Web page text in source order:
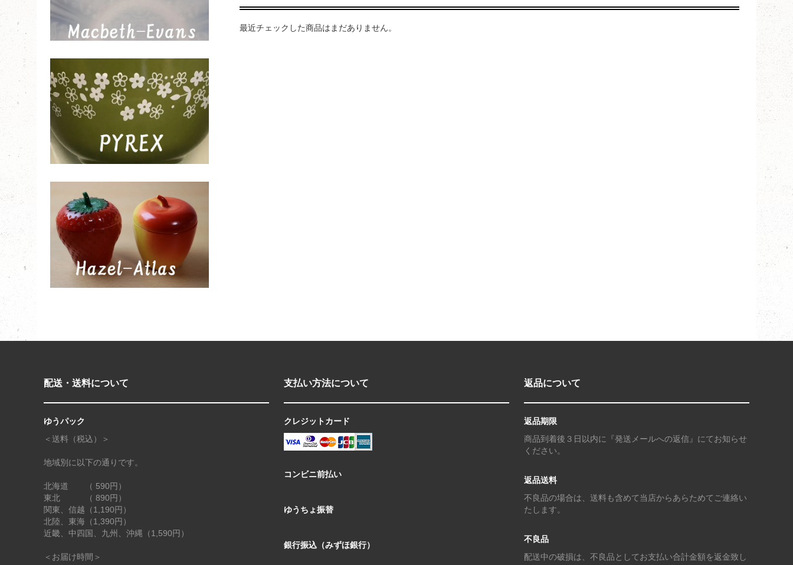
最近チェックした商品はまだありません。
配送・送料について
ゆうパック
＜送料（税込）＞
地域別に以下の通りです。
北海道 （ 590円）
東北 （ 890円）
関東、信越（1,190円）
北陸、東海（1,390円）
近畿、中四国、九州、沖縄（1,590円）
＜お届け時間＞
支払い方法について
クレジットカード
コンビニ前払い
ゆうちょ振替
銀行振込（みずほ銀行）
返品について
返品期限
商品到着後３日以内に『発送メールへの返信』にてお知らせ
ください。
返品送料
不良品の場合は、送料も含めて当店からあらためてご連絡い
たします。
不良品
配送中の破損は、不良品としてお支払い合計金額を返金致し